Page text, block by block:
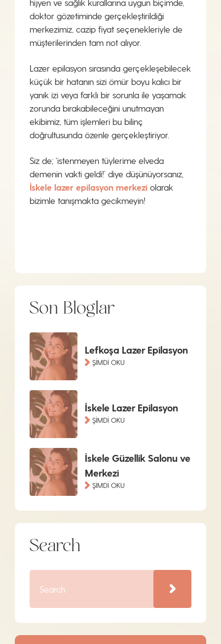
doktor gözetiminde gerçekleştirildiği
merkezimiz, cazip fiyat seçenekleriyle de
müşterilerinden tam not alıyor.
Lazer epilasyon sırasında gerçekleşebilecek
küçük bir hatanın sizi ömür boyu kalıcı bir
yanık izi veya farklı bir sorunla ile yaşamak
zorunda bırakabileceğini unutmayan
ekibimiz, tüm işlemleri bu bilinç
doğrultusunda özenle gerçekleştiriyor.
Siz de; ‘istenmeyen tüylerime elveda
demenin vakti geldi!’ diye düşünüyorsanız,
İskele lazer epilasyon merkezi olarak
bizimle tanışmakta gecikmeyin!
Son Bloglar
Lefkoşa Lazer Epilasyon
ŞİMDİ OKU
İskele Lazer Epilasyon
ŞİMDİ OKU
İskele Güzellik Salonu ve
Merkezi
ŞİMDİ OKU
Search